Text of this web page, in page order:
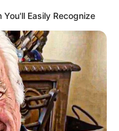
Easily Recognize